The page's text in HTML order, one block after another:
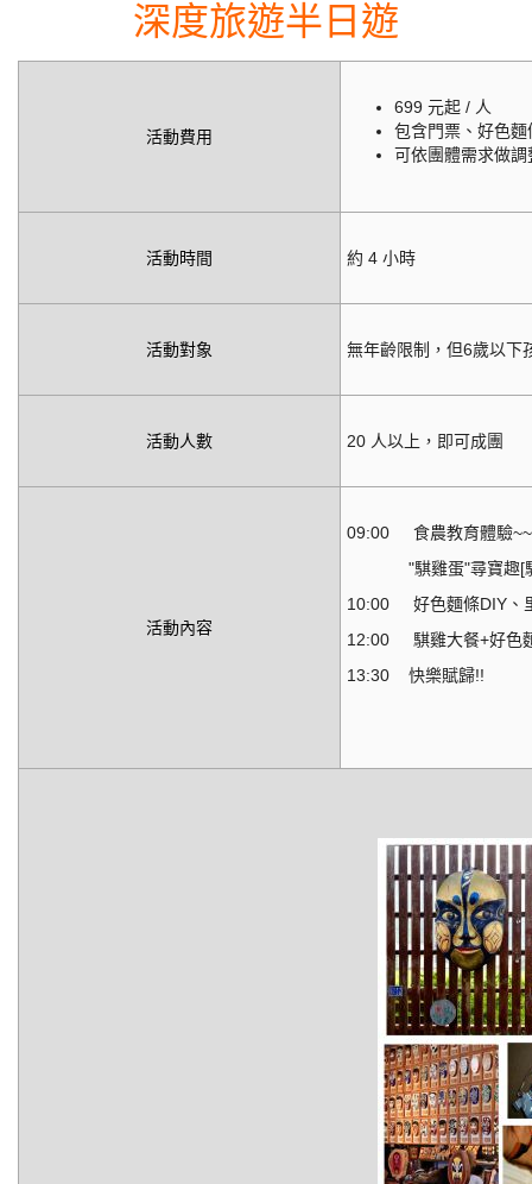
深度旅遊半日遊
活動費用
699 元起 / 人
包含門票、 好色麵
可依團體需求做調
活動時間 約 4 小時
活動對象 無年齡限制，但6歲以下
活動人數 20 人以上，即可成團
活動內容
09:00 食農教育體驗
"騏雞蛋"尋寶趣[騏
10:00 好色麵條DIY、
12:00 騏雞大餐+好色
13:30 快樂賦歸!!